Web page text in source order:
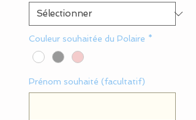
Couleur souhaitée du Polaire *
Prénom souhaité (facultatif)